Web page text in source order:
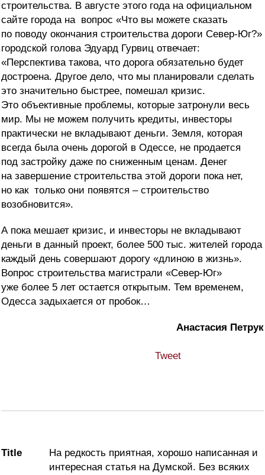
строительства. В августе этого года на официальном
сайте города на вопрос «Что вы можете сказать
по поводу окончания строительства дороги Север-Юг?»
городской голова Эдуард Гурвиц отвечает:
«Перспектива такова, что дорога обязательно будет
достроена. Другое дело, что мы планировали сделать
это значительно быстрее, помешал кризис.
Это объективные проблемы, которые затронули весь
мир. Мы не можем получить кредиты, инвесторы
практически не вкладывают деньги. Земля, которая
всегда была очень дорогой в Одессе, не продается
под застройку даже по сниженным ценам. Денег
на завершение строительства этой дороги пока нет,
но как только они появятся – строительство
возобновится».
А пока мешает кризис, и инвесторы не вкладывают
деньги в данный проект, более 500 тыс. жителей города
каждый день совершают дорогу «длиною в жизнь».
Вопрос строительства магистрали «Север-Юг»
уже более 5 лет остается открытым. Тем временем,
Одесса задыхается от пробок…
Анастасия Петрук
Tweet
Title
На редкость приятная, хорошо написанная и
интересная статья на Думской. Без всяких